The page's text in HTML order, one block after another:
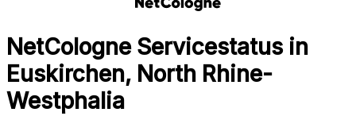
NetCologne Servicestatus in
Euskirchen, North Rhine-
Westphalia